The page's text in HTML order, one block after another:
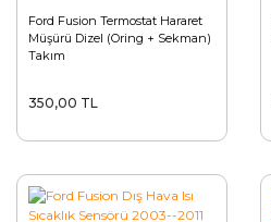
Ford Fusion Termostat Hararet
Müşürü Dizel (Oring + Sekman)
Takım
350,00 TL